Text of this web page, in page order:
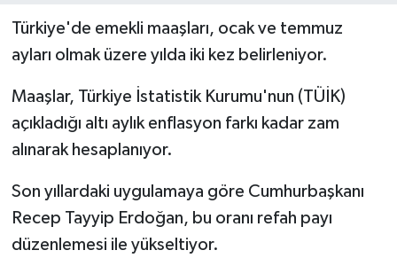
Türkiye'de emekli maaşları, ocak ve temmuz
ayları olmak üzere yılda iki kez belirleniyor.
Maaşlar, Türkiye İstatistik Kurumu'nun (TÜİK)
açıkladığı altı aylık enflasyon farkı kadar zam
alınarak hesaplanıyor.
Son yıllardaki uygulamaya göre Cumhurbaşkanı
Recep Tayyip Erdoğan, bu oranı refah payı
düzenlemesi ile yükseltiyor.